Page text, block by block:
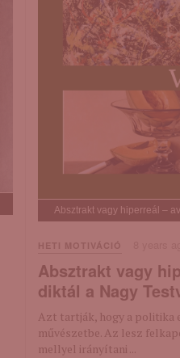
Absztrakt vagy hiperreál –
HETI MOTIVÁCIÓ
Absztrakt vagy
diktál a Nagy
Azt tartják, hogy a politika
művészetbe. Az lesz
mellyel irányítani ...